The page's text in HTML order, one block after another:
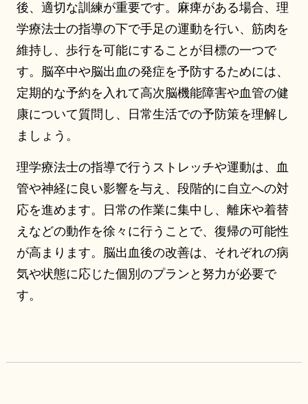
後、適切な訓練が重要です。麻痺がある場合、理
学療法士の指導の下で手足の運動を行い、筋肉を
維持し、歩行を可能にすることが目標の一つで
す。脳卒中や脳出血の発症を予防するためには、
定期的な予約を入れて高次脳機能障害や血管の健
康について質問し、日常生活での予防策を理解し
ましょう。
理学療法士の指導で行うストレッチや運動は、血
管や神経に良い影響を与え、段階的に自立への対
応を進めます。日常の作業に集中し、離床や着替
えなどの動作を徐々に行うことで、復帰の可能性
が高まります。脳出血後の改善は、それぞれの病
気や状態に応じた個別のプランと努力が必要で
す。